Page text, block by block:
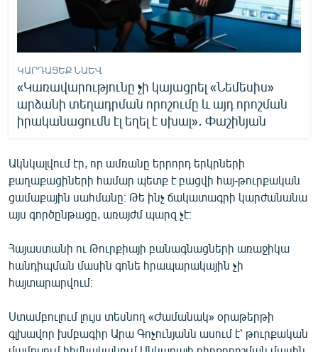
ԿԱՐԴԱՑԵՔ ՆԱԵՎ
«Կառավարությունը չի կայացրել «Նեմեսիս»
արձանի տեղադրման որոշումը և այդ որոշման
իրականացումն էլ եղել է սխալ»․ Փաշինյան
Ակնկալվում էր, որ ամռանը երրորդ երկրների
քաղաքացիների համար պետք է բացվի հայ-թուրքական
ցամաքային սահմանը։ Թե ինչ ճակատագրի կարժանանա
այս գործընթացը, առայժմ պարզ չէ։
Հայաստանի ու Թուրքիայի բանագնացների առաջիկա
հանդիպման մասին գոնե հրապարակային չի
հայտարարվում։
Ստամբուլում լույս տեսնող «Ժամանակ» օրաթերթի
գլխավոր խմբագիր Արա Գոչունյանն ասում է՝ թուրքական